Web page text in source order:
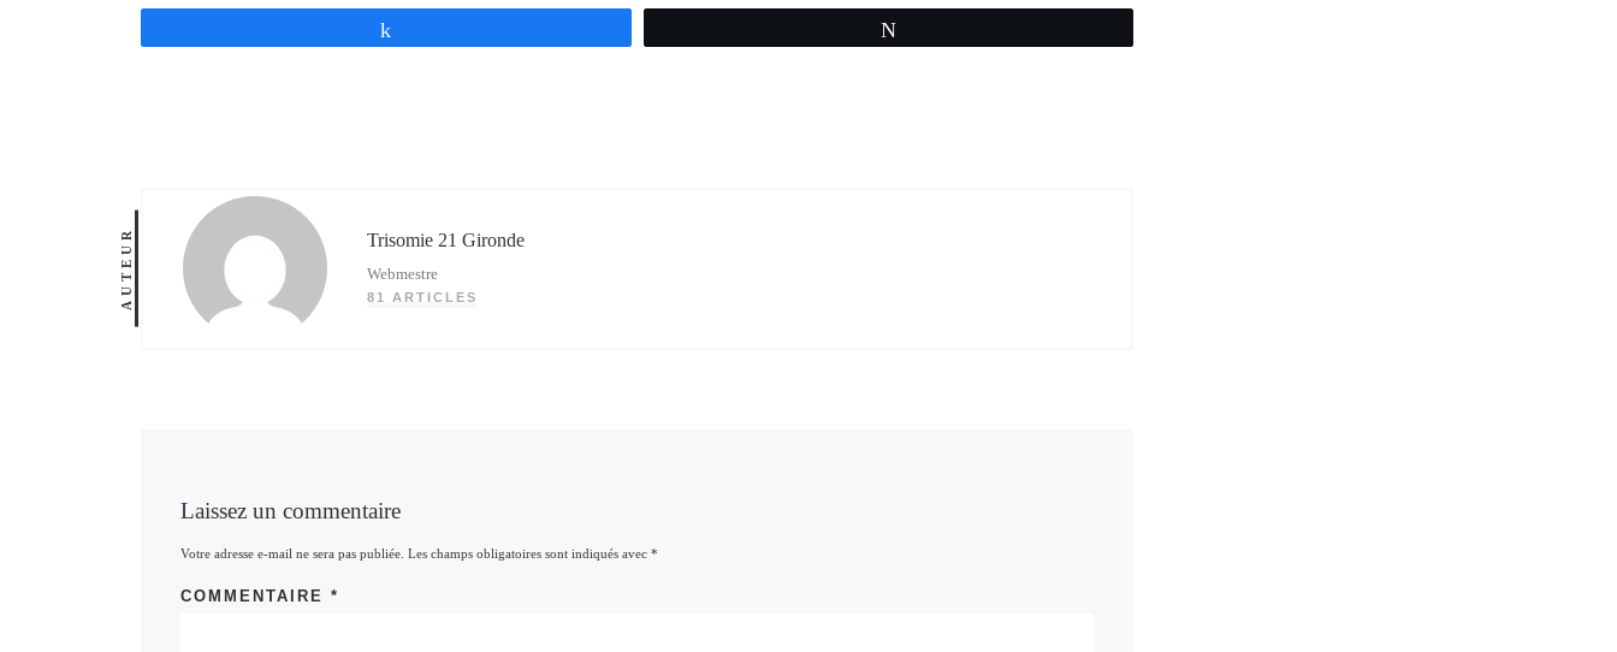
AUTEUR Trisomie 21 Gironde
Webmestre
81 ARTICLES
Laissez un commentaire
Votre adresse e-mail ne sera pas publiée. Les champs obligatoires sont indiqués avec *
COMMENTAIRE *